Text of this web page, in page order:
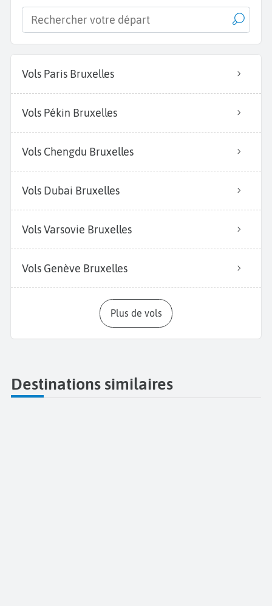
Vols Paris Bruxelles
Vols Pékin Bruxelles
Vols Chengdu Bruxelles
Vols Dubai Bruxelles
Vols Varsovie Bruxelles
Vols Genève Bruxelles
Plus de vols
Destinations similaires